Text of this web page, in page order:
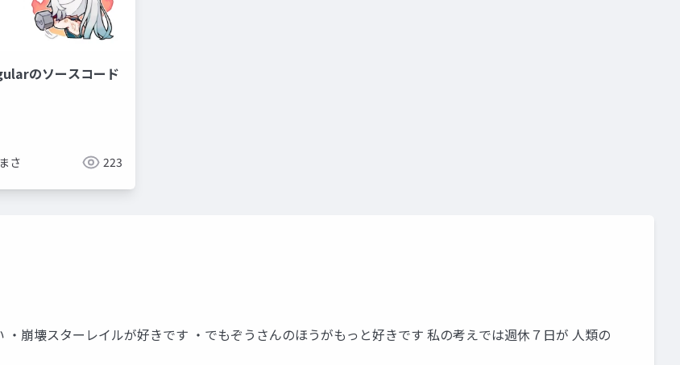
のソースコード
さ 223
崩壊スターレイルが好きです ・でもぞうさんのほうがもっと好きです 私の考えでは週休７日が 人類の